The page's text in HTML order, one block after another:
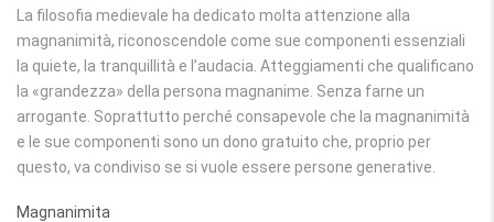
La filosofia medievale ha dedicato molta attenzione alla
magnanimità, riconoscendole come sue componenti essenziali
la quiete, la tranquillità e l’audacia. Atteggiamenti che qualificano
la «grandezza» della persona magnanime. Senza farne un
arrogante. Soprattutto perché consapevole che la magnanimità
e le sue componenti sono un dono gratuito che, proprio per
questo, va condiviso se si vuole essere persone generative.
Magnanimita